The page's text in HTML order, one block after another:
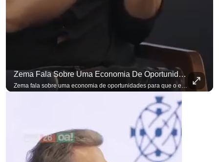
Zema Fala Sobre Uma Economia De Oportunidades Para O Empresário
Zema fala sobre uma economia de oportunidades para que o empresário brasileiro não precise sair do país para manter o crescimento do seu negócio. A primeira Sabatina Presidencial em que as perguntas não vieram de assessores, partidos ou jornalistas. Vieram de uma pesquisa com empresários brasileiros. Imposto, juro, custo de contratar. Cada candidato frente a frente com quem move a economia do país. Se você busca informação com credibilidade, inscreva-se agora e ative o